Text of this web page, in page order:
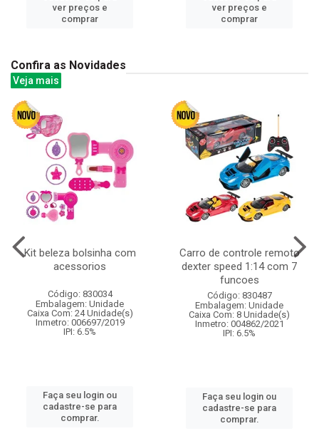
ver preços e
comprar
ver preços e
comprar
Confira as Novidades
Veja mais
Kit beleza bolsinha com
acessorios
Código: 830034
Embalagem: Unidade
Caixa Com: 24 Unidade(s)
Inmetro: 006697/2019
IPI: 6.5%
Faça seu login ou
cadastre-se para
comprar.
Carro de controle remoto
dexter speed 1:14 com 7
funcoes
Código: 830487
Embalagem: Unidade
Caixa Com: 8 Unidade(s)
Inmetro: 004862/2021
IPI: 6.5%
Faça seu login ou
cadastre-se para
comprar.